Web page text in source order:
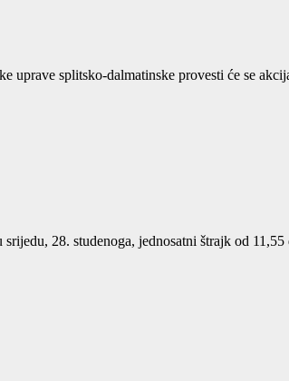
uprave splitsko-dalmatinske provesti će se
28. studenoga, jednosatni štrajk od